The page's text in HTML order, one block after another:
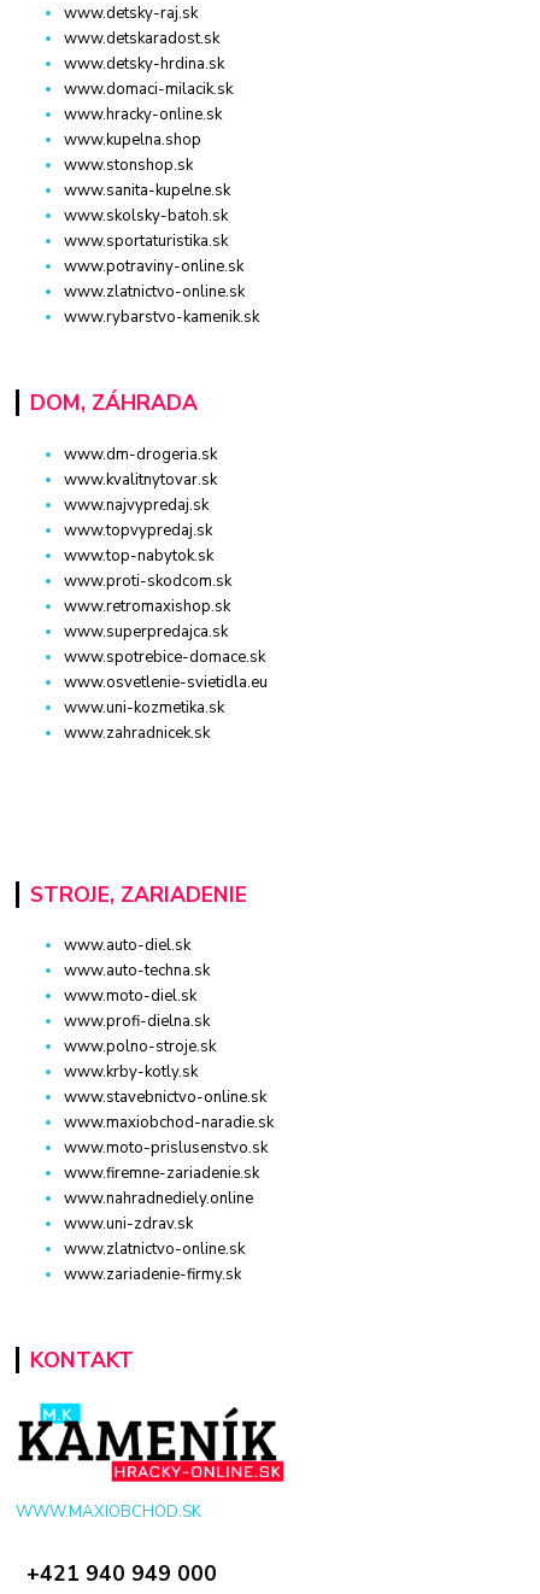
www.detsky-raj.sk
www.detskaradost.sk
www.detsky-hrdina.sk
www.domaci-milacik.sk
www.hracky-online.sk
www.kupelna.shop
www.stonshop.sk
www.sanita-kupelne.sk
www.skolsky-batoh.sk
www.sportaturistika.sk
www.potraviny-online.sk
www.zlatnictvo-online.sk
www.rybarstvo-kamenik.sk
DOM, ZÁHRADA
www.dm-drogeria.sk
www.kvalitnytovar.sk
www.najvypredaj.sk
www.topvypredaj.sk
www.top-nabytok.sk
www.proti-skodcom.sk
www.retromaxishop.sk
www.superpredajca.sk
www.spotrebice-domace.sk
www.osvetlenie-svietidla.eu
www.uni-kozmetika.sk
www.zahradnicek.sk
STROJE, ZARIADENIE
www.auto-diel.sk
www.auto-techna.sk
www.moto-diel.sk
www.profi-dielna.sk
www.polno-stroje.sk
www.krby-kotly.sk
www.stavebnictvo-online.sk
www.maxiobchod-naradie.sk
www.moto-prislusenstvo.sk
www.firemne-zariadenie.sk
www.nahradnediely.online
www.uni-zdrav.sk
www.zlatnictvo-online.sk
www.zariadenie-firmy.sk
KONTAKT
WWW.MAXIOBCHOD.SK
+421 940 949 000